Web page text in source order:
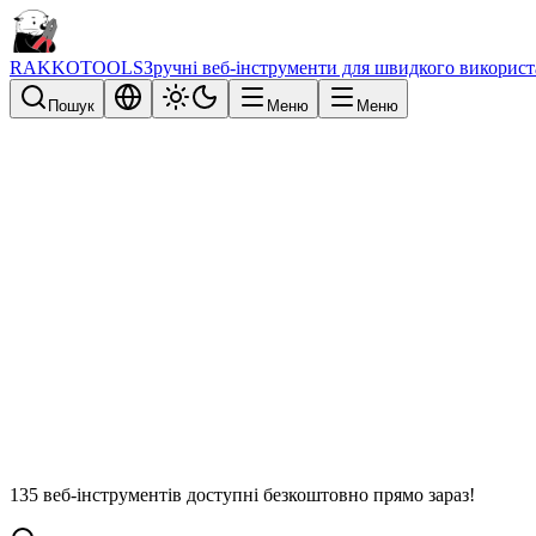
RAKKOTOOLSЗручні веб-інструменти для швидкого
Пошук Меню Меню
135 веб-інструментів доступні безкоштовно прямо зараз!